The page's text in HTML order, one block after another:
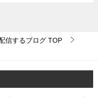
信するブログ TOP